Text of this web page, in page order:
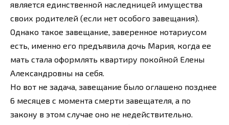
является единственной наследницей имущества
своих родителей (если нет особого завещания).
Однако такое завещание, заверенное нотариусом
есть, именно его предъявила дочь Мария, когда ее
мать стала оформлять квартиру покойной Елены
Александровны на себя.
Но вот не задача, завещание было оглашено позднее
6 месяцев с момента смерти завещателя, а по
закону в этом случае оно не недействительно.